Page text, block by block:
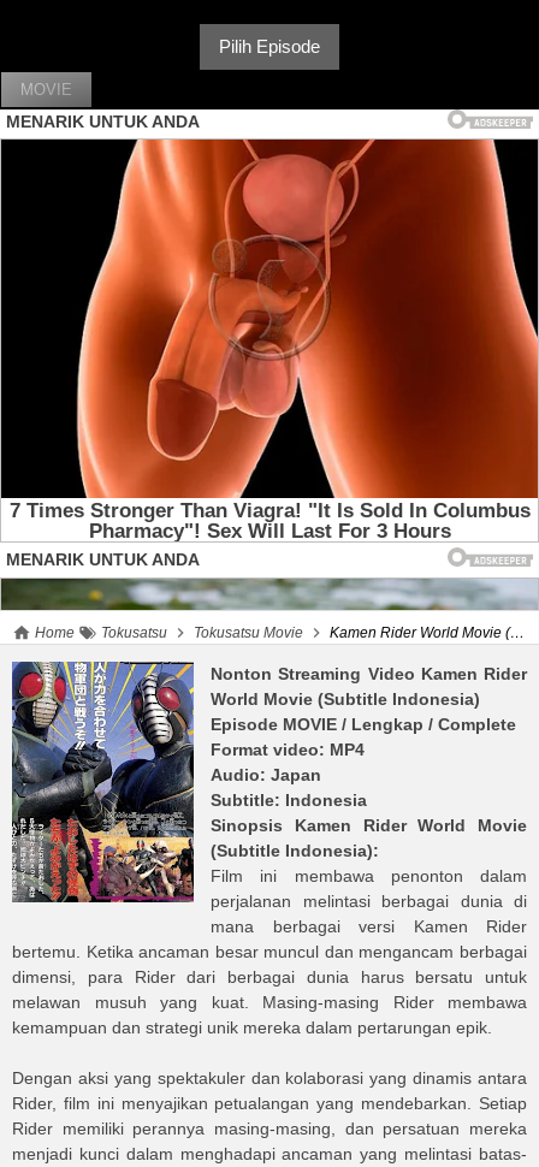
Pilih Episode
MOVIE
Home Tokusatsu Tokusatsu Movie Kamen Rider World Movie (Subtitle Indonesia)
Nonton Streaming Video Kamen Rider
World Movie (Subtitle Indonesia)
Episode MOVIE / Lengkap / Complete
Format video: MP4
Audio: Japan
Subtitle: Indonesia
Sinopsis Kamen Rider World Movie
(Subtitle Indonesia):
Film ini membawa penonton dalam
perjalanan melintasi berbagai dunia di
mana berbagai versi Kamen Rider
bertemu. Ketika ancaman besar muncul dan mengancam berbagai
dimensi, para Rider dari berbagai dunia harus bersatu untuk
melawan musuh yang kuat. Masing-masing Rider membawa
kemampuan dan strategi unik mereka dalam pertarungan epik.
Dengan aksi yang spektakuler dan kolaborasi yang dinamis antara
Rider, film ini menyajikan petualangan yang mendebarkan. Setiap
Rider memiliki perannya masing-masing, dan persatuan mereka
menjadi kunci dalam menghadapi ancaman yang melintasi batas-